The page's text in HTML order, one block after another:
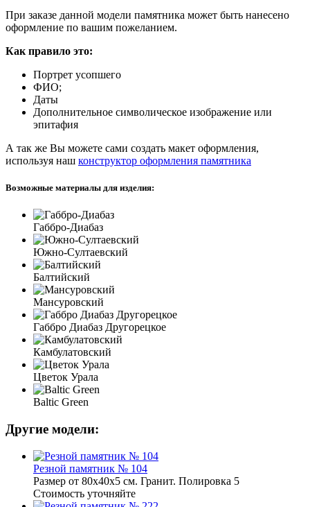
При заказе данной модели памятника может быть нанесено
оформление по вашим пожеланием.
Как правило это:
Портрет усопшего
ФИО;
Даты
Дополнительное символическое изображение или
эпитафия
А так же Вы можете сами создать макет оформления,
используя наш конструктор оформления памятника
Возможные материалы для изделия:
Габбро-Диабаз
Южно-Султаевский
Балтийский
Мансуровский
Габбро Диабаз Другорецкое
Камбулатовский
Цветок Урала
Baltic Green
Другие модели:
Резной памятник № 104
Размер от 80х40х5 см. Гранит. Полировка 5
Стоимость уточняйте